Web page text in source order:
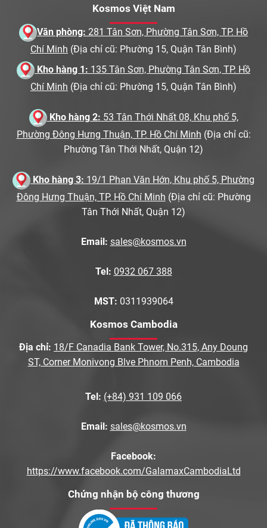
Kosmos Việt Nam
Văn phòng: 281 Tân Sơn, Phường Tân Sơn, TP. Hồ
Chí Minh (Địa chỉ cũ: Phường 15, Quận Tân Bình)
Kho hàng 1: 135 Tân Sơn, Phường Tân Sơn, TP. Hồ
Chí Minh (Địa chỉ cũ: Phường 15, Quận Tân Bình)
Kho hàng 2: 53 Tân Thới Nhất 08, Khu phố 5,
Phường Đông Hưng Thuận, TP. Hồ Chí Minh (Địa chỉ cũ:
Phường Tân Thới Nhất, Quận 12)
Kho hàng 3: 19/1 Phan Văn Hớn, Khu phố 5, Phường
Đông Hưng Thuận, TP. Hồ Chí Minh (Địa chỉ cũ: Phường
Tân Thới Nhất, Quận 12)
Email: sales@kosmos.vn
Tel: 0932 067 388
MST: 0311939064
Kosmos Cambodia
Địa chỉ: 18/F Canadia Bank Tower, No.315, Any Doung
ST, Corner Monivong Blve Phnom Penh, Cambodia
Tel: (+84) 931 109 066
Email: sales@kosmos.vn
Facebook:
https://www.facebook.com/GalamaxCambodiaLtd
Chứng nhận bộ công thương